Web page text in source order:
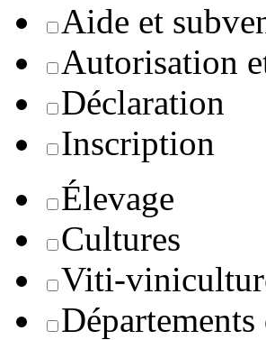
Aide et
Autorisation
Déclaration
Inscription
Élevage
Cultures
Viti-